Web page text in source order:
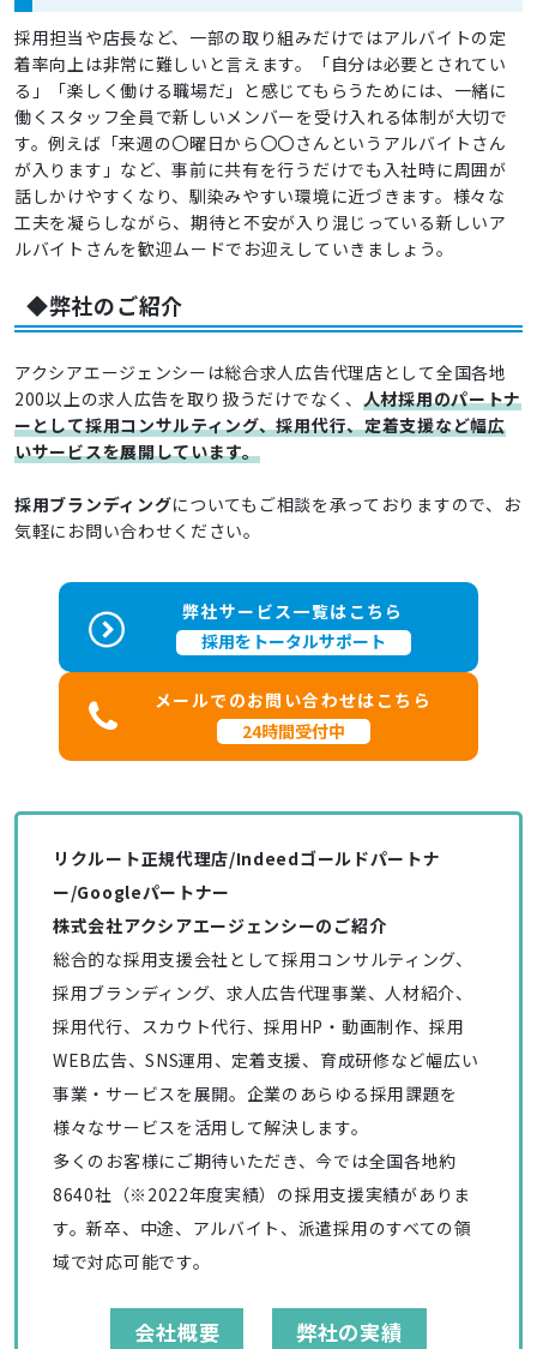
採用担当や店長など、一部の取り組みだけではアルバイトの定
着率向上は非常に難しいと言えます。「自分は必要とされてい
る」「楽しく働ける職場だ」と感じてもらうためには、一緒に
働くスタッフ全員で新しいメンバーを受け入れる体制が大切で
す。例えば「来週の〇曜日から〇〇さんというアルバイトさん
が入ります」など、事前に共有を行うだけでも入社時に周囲が
話しかけやすくなり、馴染みやすい環境に近づきます。様々な
工夫を凝らしながら、期待と不安が入り混じっている新しいア
ルバイトさんを歓迎ムードでお迎えしていきましょう。
◆弊社のご紹介
アクシアエージェンシーは総合求人広告代理店として全国各地
200以上の求人広告を取り扱うだけでなく、 人材採用のパートナ
ーとして採用コンサルティング、採用代行、定着支援など幅広
いサービスを展開しています。
採用ブランディングについてもご相談を承っておりますので、お
気軽にお問い合わせください。
弊社サービス一覧はこちら
採用をトータルサポート
メールでのお問い合わせはこちら
24時間受付中
リクルート正規代理店/Indeedゴールドパートナ
ー/Googleパートナー
株式会社アクシアエージェンシーのご紹介
総合的な採用支援会社として採用コンサルティング、
採用ブランディング、求人広告代理事業、人材紹介、
採用代行、スカウト代行、採用HP・動画制作、採用
WEB広告、SNS運用、定着支援、育成研修など幅広い
事業・サービスを展開。企業のあらゆる採用課題を
様々なサービスを活用して解決します。
多くのお客様にご期待いただき、今では全国各地約
8640社（※2022年度実績）の採用支援実績がありま
す。新卒、中途、アルバイト、派遣採用のすべての領
域で対応可能です。
会社概要 弊社の実績